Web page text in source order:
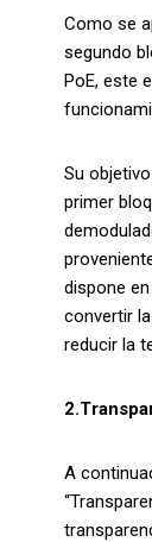
Como se
segundo
PoE, este
Su
primer
dispone
convertir
reducir la
A